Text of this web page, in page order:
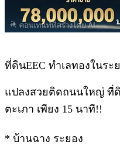
ที่ดินEEC ทำเลทองในระ
แปลงสวยติดถนนใหญ่ ที่
ตะเภา เพียง 15 นาที!!
* บ้านฉาง ระยอง